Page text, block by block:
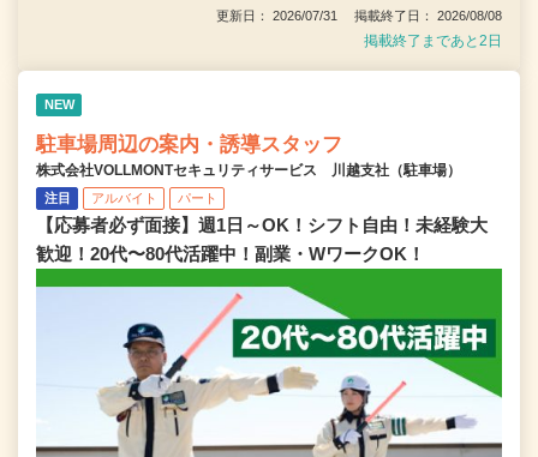
更新日： 2026/07/31 掲載終了日： 2026/08/08
掲載終了まであと2日
NEW
駐車場周辺の案内・誘導スタッフ
株式会社VOLLMONTセキュリティサービス 川越支社（駐車場）
注目 アルバイト パート
【応募者必ず面接】週1日～OK！シフト自由！未経験大
歓迎！20代〜80代活躍中！副業・WワークOK！